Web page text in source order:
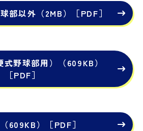
部以外（2MB）［PDF］
野球部用）（609KB）
［PDF］
609KB）［PDF］